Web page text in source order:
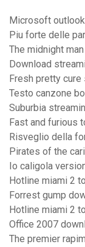
Microsoft
Piu forte delle
The midnight
Download
Fresh pretty
Testo canzone
Suburbia
Fast and furious
Risveglio della
Pirates of the
Io caligola
Hotline miami 2
Forrest gump
Hotline miami 2
Office 2007
The premier